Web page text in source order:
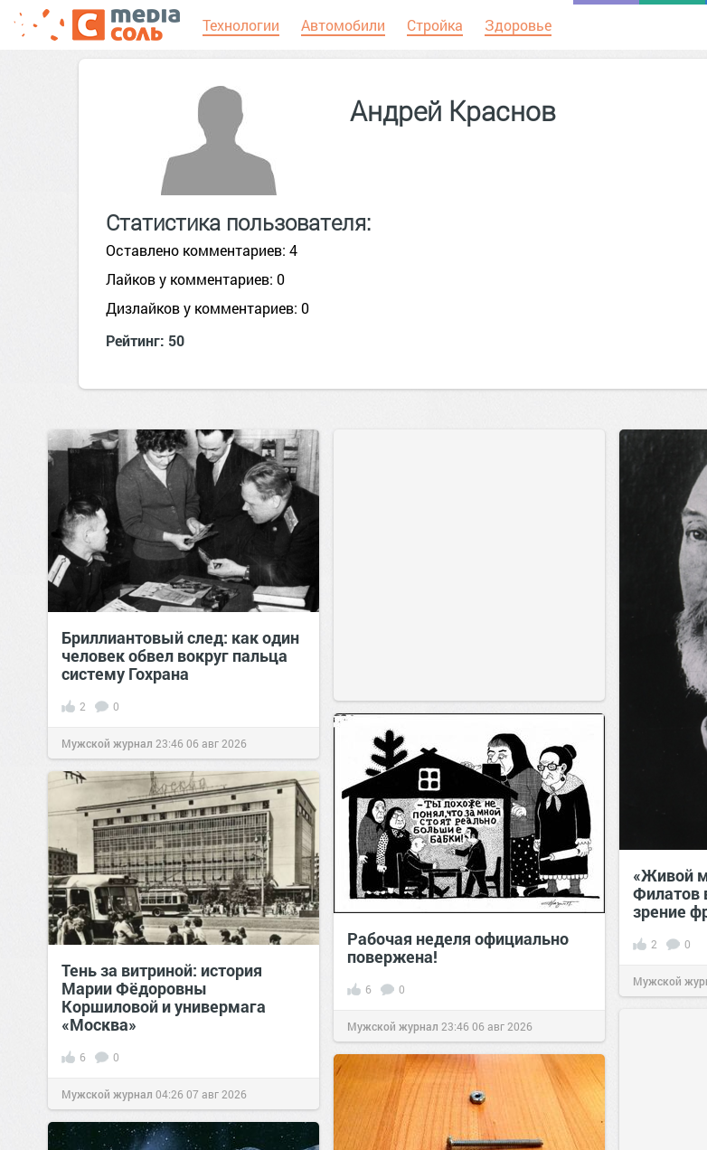
Технологии Автомобили Стройка Здоровье
Андрей Краснов
Статистика пользователя:
Оставлено комментариев: 4
Лайков у комментариев: 0
Дизлайков у комментариев: 0
Рейтинг: 50
Бриллиантовый след: как один
человек обвел вокруг пальца
систему Гохрана
2 0
Мужской журнал 23:4606 авг 2026
«Живой
Филатов
зрение
2 0
Мужской
Рабочая неделя официально
повержена!
6 0
Мужской журнал 23:4606 авг 2026
Тень за витриной: история
Марии Фёдоровны
Коршиловой и универмага
«Москва»
6 0
Мужской журнал 04:2607 авг 2026